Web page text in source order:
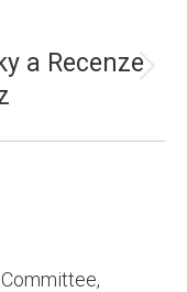
a Recenze